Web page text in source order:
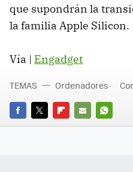
que supondrán la
la familia Apple Silicon.
Vía | Engadget
FACEBOOK
TWITTERFLIPBOARD
E-
TEMAS Ordenadores